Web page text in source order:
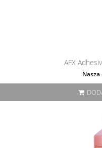
AFX
Nasza